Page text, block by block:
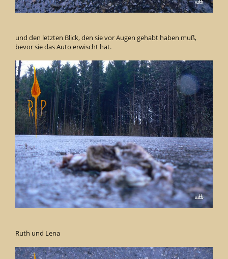
und den letzten Blick, den sie vor Augen gehabt haben muß,
bevor sie das Auto erwischt hat.
Ruth und Lena